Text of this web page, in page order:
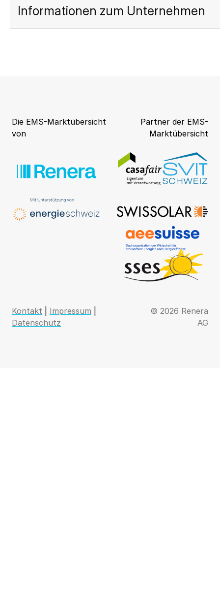
Informationen zum Unternehmen
Die EMS-Marktübersicht
von
Partner der EMS-
Marktübersicht
Kontakt Impressum
Datenschutz
© 2026 Renera
AG